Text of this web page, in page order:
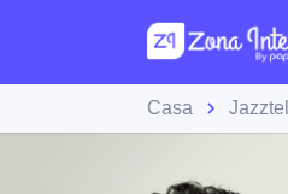
Casa Jazztel